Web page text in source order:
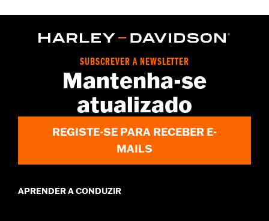
WARRANTY:Wolverine Worldwide Manufacturer Warranty – Go
Imported
Dimension Description:SHAFT HEIGHT: 5.25” / HEEL HEIGHT:
SUBSCREVER A NEWSLETTER
Mantenha-se
atualizado
REGISTE-SE PARA RECEBER E-
MAILS
APRENDER A CONDUZIR